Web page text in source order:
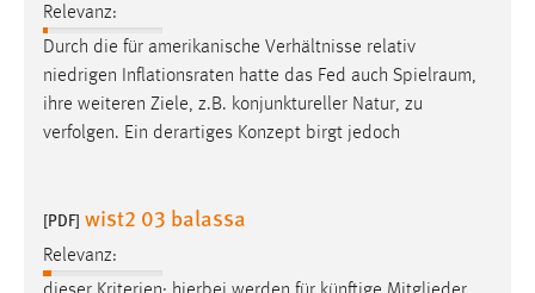
Relevanz:
Durch die für amerikanische Verhältnisse relativ
niedrigen Inflationsraten hatte das Fed auch Spielraum,
ihre weiteren Ziele, z.B. konjunktureller Natur, zu
verfolgen. Ein derartiges Konzept birgt jedoch
[PDF] wist2 03 balassa
Relevanz:
Anbieter:
Facebook
Zweck:
Conversion-Tracking
3 Monate